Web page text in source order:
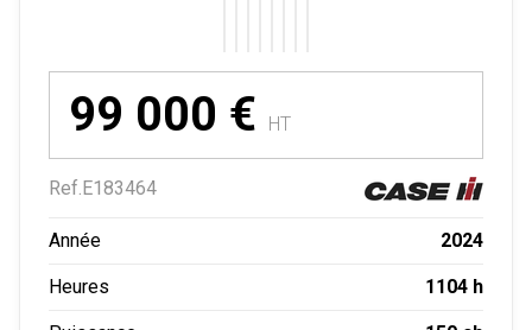
99 000 € HT
Ref. E183464
Année 2024
Heures 1104 h